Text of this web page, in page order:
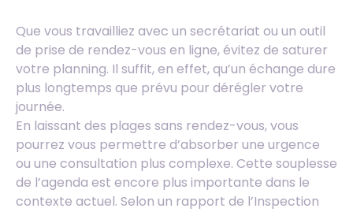
Que vous travailliez avec un secrétariat ou un outil
de prise de rendez-vous en ligne, évitez de saturer
votre planning. Il suffit, en effet, qu’un échange dure
plus longtemps que prévu pour dérégler votre
journée.
En laissant des plages sans rendez-vous, vous
pourrez vous permettre d’absorber une urgence
ou une consultation plus complexe. Cette souplesse
de l’agenda est encore plus importante dans le
contexte actuel. Selon un rapport de l’Inspection